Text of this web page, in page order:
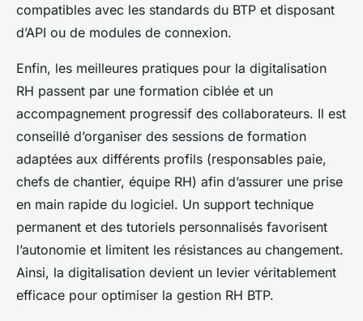
compatibles avec les standards du BTP et disposant
d’API ou de modules de connexion.
Enfin, les meilleures pratiques pour la digitalisation
RH passent par une formation ciblée et un
accompagnement progressif des collaborateurs. Il est
conseillé d’organiser des sessions de formation
adaptées aux différents profils (responsables paie,
chefs de chantier, équipe RH) afin d’assurer une prise
en main rapide du logiciel. Un support technique
permanent et des tutoriels personnalisés favorisent
l’autonomie et limitent les résistances au changement.
Ainsi, la digitalisation devient un levier véritablement
efficace pour optimiser la gestion RH BTP.